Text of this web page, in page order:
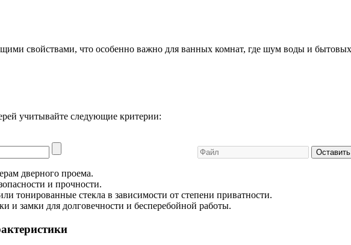
свойствами, что особенно важно для ванных комнат, где шум воды и
учитывайте следующие критерии:
дверного проема.
и прочности.
тонированные стекла в зависимости от степени приватности.
и замки для долговечности и бесперебойной работы.